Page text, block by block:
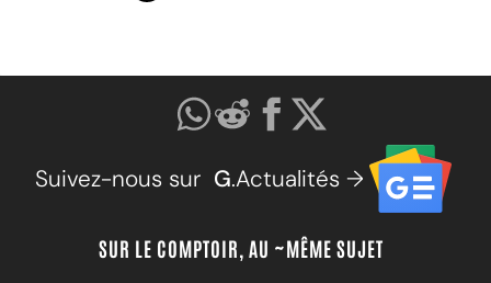
Suivez-nous sur G.Actualités →
SUR LE COMPTOIR, AU ~MÊME SUJET